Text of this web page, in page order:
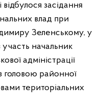
засідання
влад при
Зеленському, у
начальник
адміністрації
головою районної
територіальних